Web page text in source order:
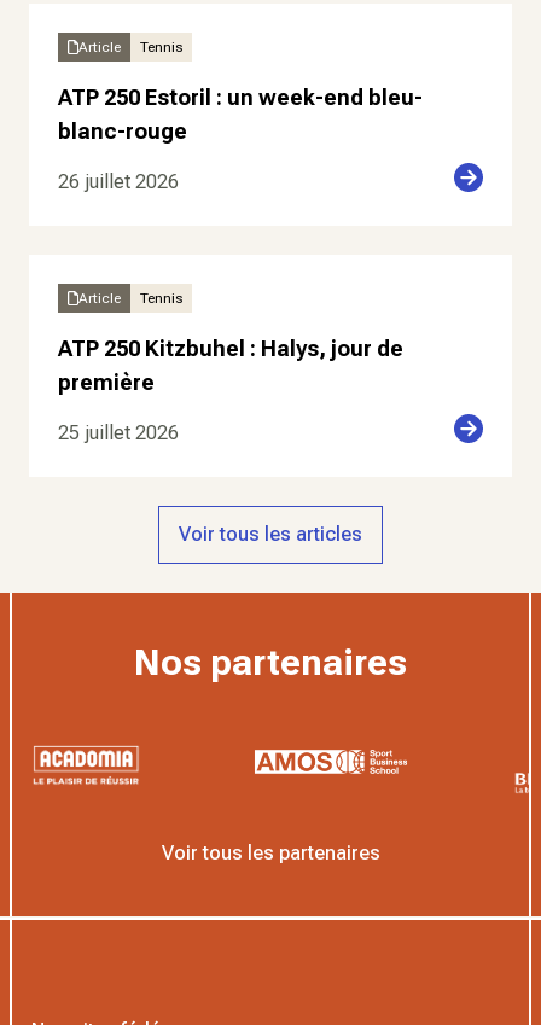
Article Tennis
ATP 250 Estoril : un week-end bleu-
blanc-rouge
26 juillet 2026
Article Tennis
ATP 250 Kitzbuhel : Halys, jour de
première
25 juillet 2026
Voir tous les articles
Nos partenaires
Voir tous les partenaires